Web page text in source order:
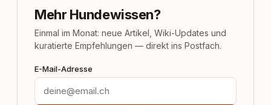
Mehr Hundewissen?
Einmal im Monat: neue Artikel, Wiki-Updates und
kuratierte Empfehlungen — direkt ins Postfach.
E-Mail-Adresse